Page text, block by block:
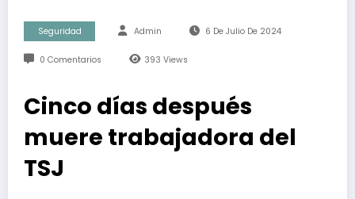
Seguridad Admin 6 De Julio De 2024
0 Comentarios 393 Views
Cinco días después
muere trabajadora del
TSJ